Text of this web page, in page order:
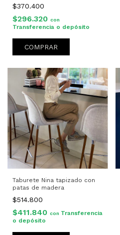
$370.400
$296.320 con
Transferencia o depósito
COMPRAR
Taburete Nina tapizado con
patas de madera
$514.800
$411.840 con Transferencia
o depósito